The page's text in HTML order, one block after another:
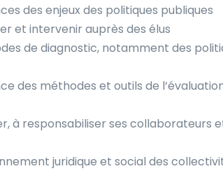
des enjeux des politiques publiques
et intervenir auprès des élus
de diagnostic, notamment des
des méthodes et outils de
à responsabiliser ses collaborateurs
juridique et social des